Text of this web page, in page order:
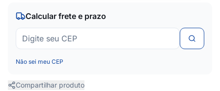
Calcular frete e prazo
Não sei meu CEP
Compartilhar produto